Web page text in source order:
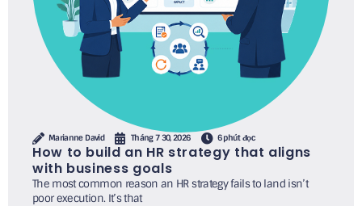
Marianne David Tháng 7 30, 2026 6 phút đọc
How to build an HR strategy that aligns
with business goals
The most common reason an HR strategy fails to land isn’t
poor execution. It’s that